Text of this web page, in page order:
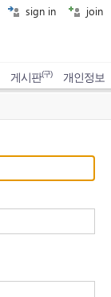
sign in join
게시판(구) 개인정보